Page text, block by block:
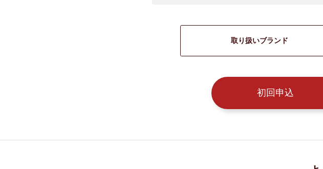
取り扱いブランド
初回申込